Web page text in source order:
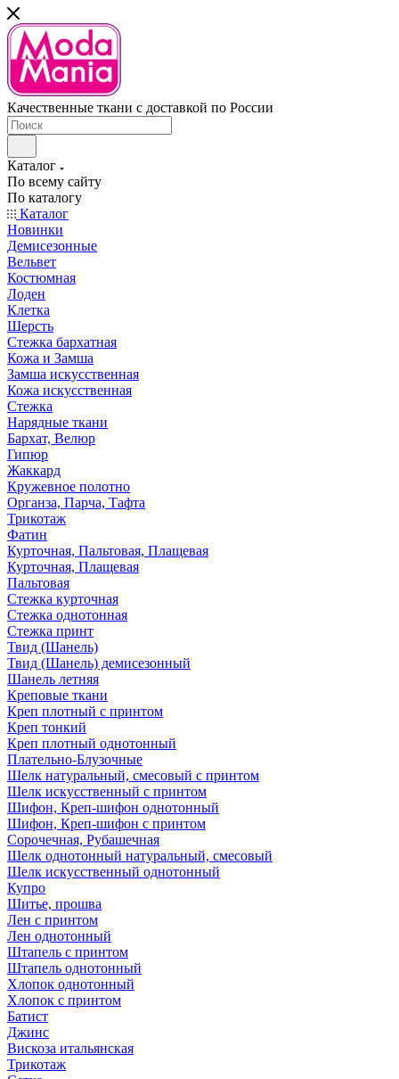
Качественные ткани с доставкой по России
Каталог
По всему сайту
По каталогу
Каталог
Новинки
Демисезонные
Вельвет
Костюмная
Лоден
Клетка
Шерсть
Стежка бархатная
Кожа и Замша
Замша искусственная
Кожа искусственная
Стежка
Нарядные ткани
Бархат, Велюр
Гипюр
Жаккард
Кружевное полотно
Органза, Парча, Тафта
Трикотаж
Фатин
Курточная, Пальтовая, Плащевая
Курточная, Плащевая
Пальтовая
Стежка курточная
Стежка однотонная
Стежка принт
Твид (Шанель)
Твид (Шанель) демисезонный
Шанель летняя
Креповые ткани
Креп плотный с принтом
Креп тонкий
Креп плотный однотонный
Плательно-Блузочные
Шелк натуральный, смесовый с принтом
Шелк искусственный с принтом
Шифон, Креп-шифон однотонный
Шифон, Креп-шифон с принтом
Сорочечная, Рубашечная
Шелк однотонный натуральный, смесовый
Шелк искусственный однотонный
Купро
Шитье, прошва
Лен с принтом
Лен однотонный
Штапель с принтом
Штапель однотонный
Хлопок однотонный
Хлопок с принтом
Батист
Джинс
Вискоза итальянская
Трикотаж